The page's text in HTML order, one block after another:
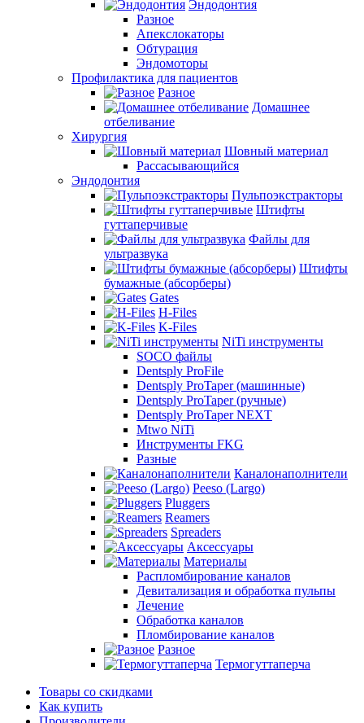
Эндодонтия
Разное
Апекслокаторы
Обтурация
Эндомоторы
Профилактика для пациентов
Разное
Домашнее
отбеливание
Хирургия
Шовный материал
Рассасывающийся
Эндодонтия
Пульпоэкстракторы
Штифты
гуттаперчивые
Файлы для
ультразвука
Штифты
бумажные (абсорберы)
Gates
H-Files
K-Files
NiTi инструменты
SOCO файлы
Dentsply ProFile
Dentsply ProTaper (машинные)
Dentsply ProTaper (ручные)
Dentsply ProTaper NEXT
Mtwo NiTi
Инструменты FKG
Разные
Каналонаполнители
Peeso (Largo)
Pluggers
Reamers
Spreaders
Аксессуары
Материалы
Распломбирование каналов
Девитализация и обработка пульпы
Лечение
Обработка каналов
Пломбирование каналов
Разное
Термогуттаперча
Товары со скидками
Как купить